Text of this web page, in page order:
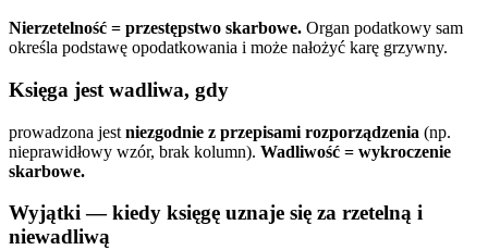
Nierzetelność = przestępstwo skarbowe. Organ podatkowy sam
określa podstawę opodatkowania i może nałożyć karę grzywny.
Księga jest wadliwa, gdy
prowadzona jest niezgodnie z przepisami rozporządzenia (np.
nieprawidłowy wzór, brak kolumn). Wadliwość = wykroczenie
skarbowe.
Wyjątki — kiedy księgę uznaje się za rzetelną i
niewadliwą